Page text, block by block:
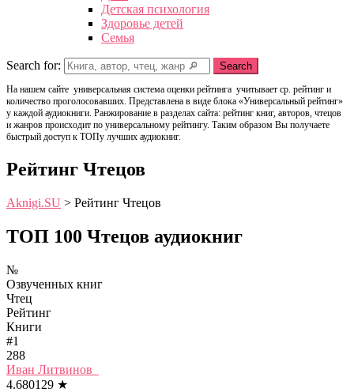
Детская психология
Здоровье детей
Семья
Search for: Search
На нашем сайте универсальная система оценки рейтинга учитывает ср. рейтинг и
количество проголосовавших. Представлена в виде блока «Универсальный рейтинг»
у каждой аудиокниги. Ранжирование в разделах сайта: рейтинг книг, авторов, чтецов
и жанров происходит по универсальному рейтингу. Таким образом Вы получаете
быстрый доступ к ТОПу лучших аудиокниг.
Рейтинг Чтецов
Aknigi.SU > Рейтинг Чтецов
ТОП 100 Чтецов аудиокниг
№
Озвученных книг
Чтец
Рейтинг
Книги
#1
288
Иван Литвинов
4.680129 ★